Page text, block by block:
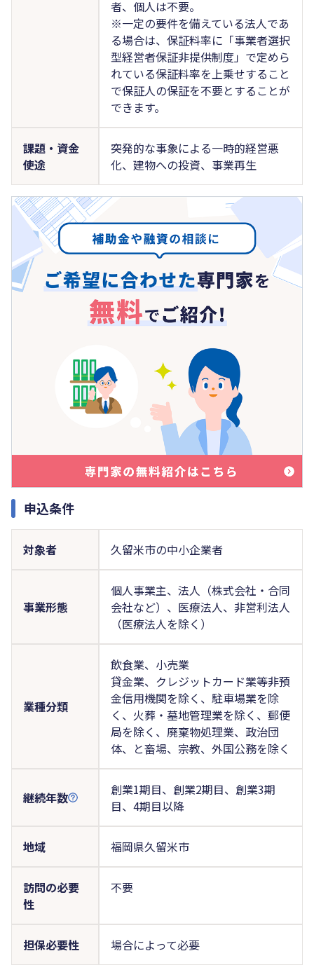
者、個人は不要。
※一定の要件を備えている法人であ
る場合は、保証料率に「事業者選択
型経営者保証非提供制度」で定めら
れている保証料率を上乗せすること
で保証人の保証を不要とすることが
できます。
課題・資金
使途
突発的な事象による一時的経営悪
化、建物への投資、事業再生
申込条件
対象者 久留米市の中小企業者
事業形態
個人事業主、法人（株式会社・合同
会社など）、医療法人、非営利法人
（医療法人を除く）
業種分類
飲食業、小売業
貸金業、クレジットカード業等非預
金信用機関を除く、駐車場業を除
く、火葬・墓地管理業を除く、郵便
局を除く、廃棄物処理業、政治団
体、と畜場、宗教、外国公務を除く
継続年数
創業1期目、創業2期目、創業3期
目、4期目以降
地域 福岡県久留米市
訪問の必要
性
不要
担保必要性 場合によって必要